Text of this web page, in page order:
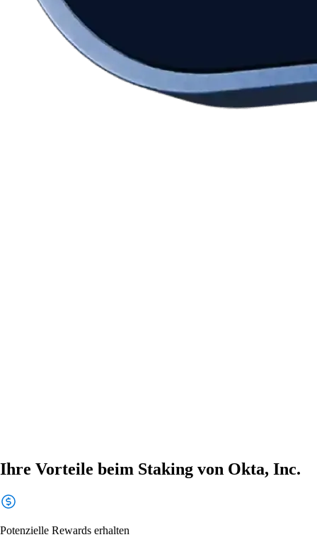
Ihre Vorteile beim Staking von Okta, Inc.
Potenzielle Rewards erhalten